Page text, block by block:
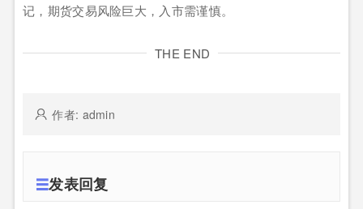
记，期货交易风险巨大，入市需谨慎。
THE END
作者: admin
发表回复